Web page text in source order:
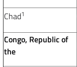
Chad1
Congo, Republic of
the